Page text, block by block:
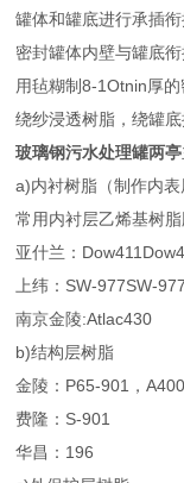
罐体和罐底进行承插
密封罐体内壁与罐底
用毡糊制8-1Otnin厚
绕纱浸透树脂，绕罐
玻璃钢污水处理罐两亭
a)内衬树脂（制作内表
常用内衬层乙烯基树
亚什兰：
上纬：SW-977SW-
南京金陵:Atlac430
b)结构层树脂
金陵：P65-901，
费隆：S-901
华昌：196